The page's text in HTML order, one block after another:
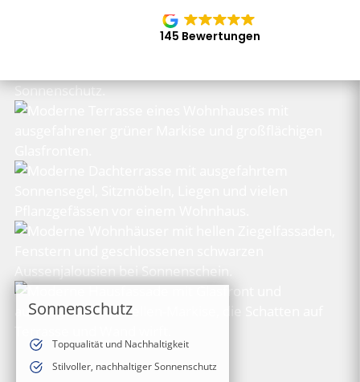
145 Bewertungen
Sonnenschutz
Topqualität und Nachhaltigkeit
Stilvoller, nachhaltiger Sonnenschutz